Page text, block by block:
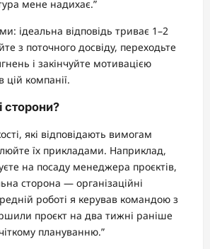
мене надихає.”
ідеальна відповідь триває 1–2
з поточного досвіду, переходьте
і закінчуйте мотивацією
компанії.
сторони?
які відповідають вимогам
їх прикладами. Наприклад,
на посаду менеджера проєктів,
сторона — організаційні
роботі я керував командою з
проєкт на два тижні раніше
плануванню.”